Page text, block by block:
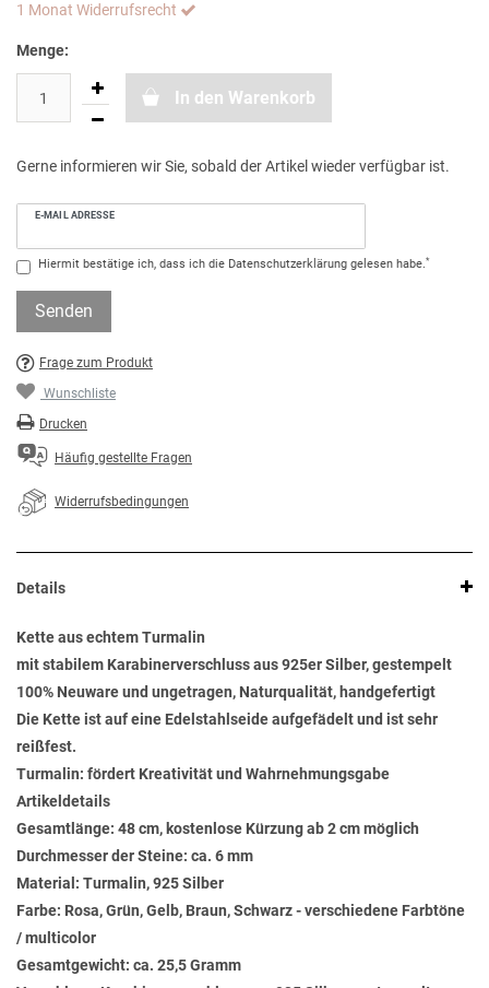
1 Monat Widerrufsrecht
Menge:
In den Warenkorb
Gerne informieren wir Sie, sobald der Artikel wieder verfügbar ist.
E-MAIL ADRESSE
Hiermit bestätige ich, dass ich die Daten­schutz­erklärung gelesen habe.*
Senden
Frage zum Produkt
Wunschliste
Drucken
Häufig gestellte Fragen
Widerrufsbedingungen
Details
Kette aus echtem Turmalin
mit stabilem Karabinerverschluss aus 925er Silber, gestempelt
100% Neuware und ungetragen, Naturqualität, handgefertigt
Die Kette ist auf eine Edelstahlseide aufgefädelt und ist sehr
reißfest.
Turmalin: fördert Kreativität und Wahrnehmungsgabe
Artikeldetails
Gesamtlänge: 48 cm, kostenlose Kürzung ab 2 cm möglich
Durchmesser der Steine: ca. 6 mm
Material: Turmalin, 925 Silber
Farbe: Rosa, Grün, Gelb, Braun, Schwarz - verschiedene Farbtöne
/ multicolor
Gesamtgewicht: ca. 25,5 Gramm